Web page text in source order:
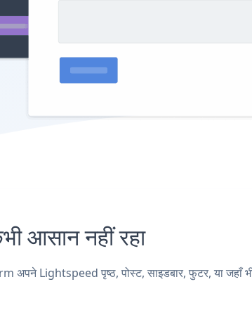
आसान नहीं रहा
Lightspeed पृष्ठ, पोस्ट, साइडबार, फुटर, या जहाँ